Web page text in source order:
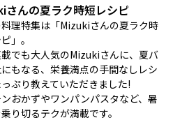
さんの夏ラク時短レシピ
理特集は「Mizukiさんの夏ラク時
」。
でも大人気のMizukiさんに、夏バ
もなる、栄養満点の手間なしレシ
ぷり教えていただきました!
ンおかずやワンパンパスタなど、暑
り切るテクが満載です。